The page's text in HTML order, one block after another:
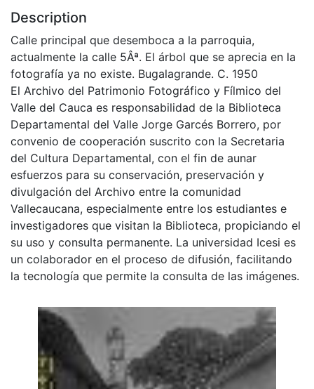
Description
Calle principal que desemboca a la parroquia,
actualmente la calle 5Âª. El árbol que se aprecia en la
fotografía ya no existe. Bugalagrande. C. 1950
El Archivo del Patrimonio Fotográfico y Fílmico del
Valle del Cauca es responsabilidad de la Biblioteca
Departamental del Valle Jorge Garcés Borrero, por
convenio de cooperación suscrito con la Secretaria
del Cultura Departamental, con el fin de aunar
esfuerzos para su conservación, preservación y
divulgación del Archivo entre la comunidad
Vallecaucana, especialmente entre los estudiantes e
investigadores que visitan la Biblioteca, propiciando el
su uso y consulta permanente. La universidad Icesi es
un colaborador en el proceso de difusión, facilitando
la tecnología que permite la consulta de las imágenes.